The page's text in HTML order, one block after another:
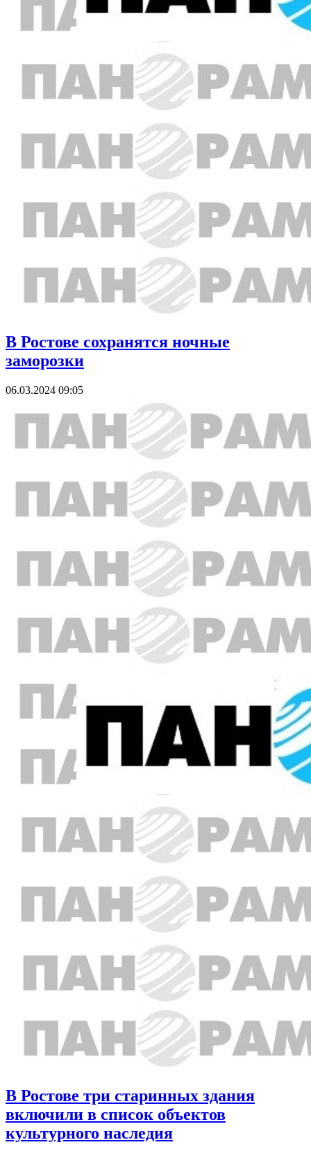
В Ростове сохранятся ночные
заморозки
06.03.2024 09:05
В Ростове три старинных здания
включили в список объектов
культурного наследия